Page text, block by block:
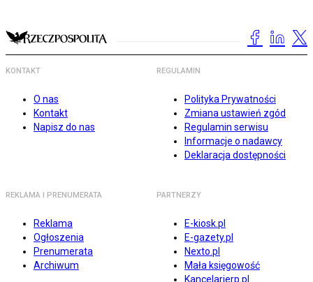
KONTAKT
O nas
Kontakt
Napisz do nas
REGULAMIN
Polityka Prywatności
Zmiana ustawień zgód
Regulamin serwisu
Informacje o nadawcy
Deklaracja dostępności
REKLAMA I PRENUMERATA
Reklama
Ogłoszenia
Prenumerata
Archiwum
PARTNERZY
E-kiosk.pl
E-gazety.pl
Nexto.pl
Mała księgowość
Kancelarierp.pl